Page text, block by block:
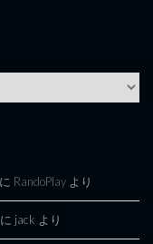
に RandoPlay より
に jack より